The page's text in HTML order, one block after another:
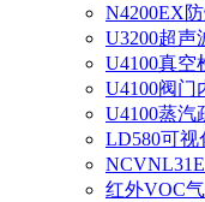
N4200EX
U3200超声
U4100真空
U4100阀门
U4100蒸汽
LD580可视
红外VOC